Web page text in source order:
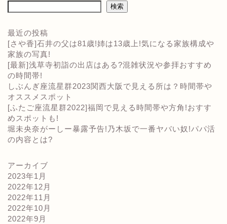
検索
最近の投稿
[さや香]石井の父は81歳!姉は13歳上!気になる家族構成や
家族の写真!
[最新]浅草寺初詣の出店はある?混雑状況や参拝おすすめ
の時間帯!
しぶんぎ座流星群2023関西大阪で見える所は？時間帯や
オススメスポット
[ふたご座流星群2022]福岡で見える時間帯や方角!おすす
めスポットも!
堀未央奈がーしー暴露予告!乃木坂で一番ヤバい奴!パパ活
の内容とは?
アーカイブ
2023年1月
2022年12月
2022年11月
2022年10月
2022年9月